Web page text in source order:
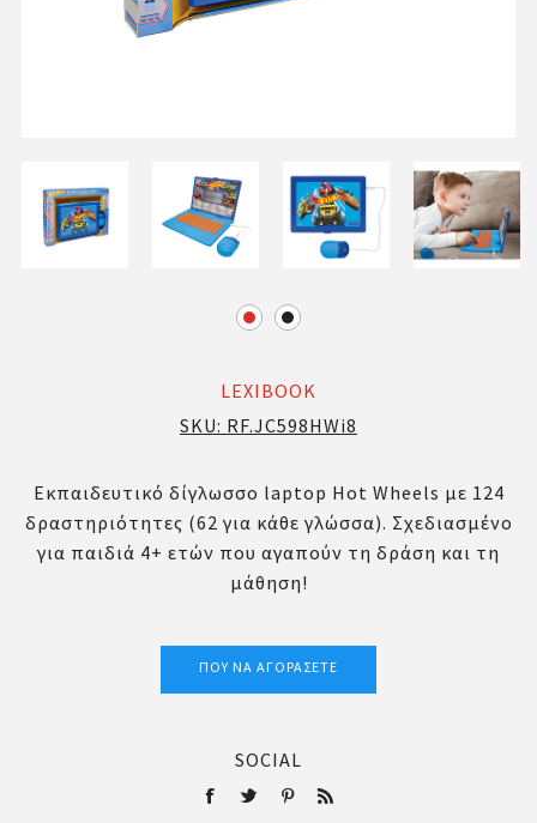
LEXIBOOK
SKU: RF.JC598HWi8
Εκπαιδευτικό δίγλωσσο laptop Hot Wheels με 124
δραστηριότητες (62 για κάθε γλώσσα). Σχεδιασμένο
για παιδιά 4+ ετών που αγαπούν τη δράση και τη
μάθηση!
ΠΟΎ ΝΑ ΑΓΟΡΆΣΕΤΕ
SOCIAL